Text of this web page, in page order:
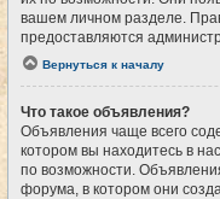
вашем личном разделе.
предоставляются
Вернуться к началу
Что такое объявления?
Объявления чаще всего
котором вы находитесь в
по возможности.
форума, в котором они